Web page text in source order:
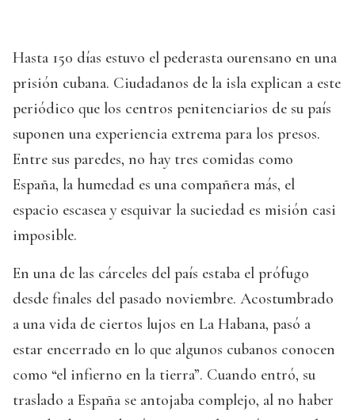
Hasta 150 días estuvo el pederasta ourensano en una
prisión cubana. Ciudadanos de la isla explican a este
periódico que los centros penitenciarios de su país
suponen una experiencia extrema para los presos.
Entre sus paredes, no hay tres comidas como
España, la humedad es una compañera más, el
espacio escasea y esquivar la suciedad es misión casi
imposible.
En una de las cárceles del país estaba el prófugo
desde finales del pasado noviembre. Acostumbrado
a una vida de ciertos lujos en La Habana, pasó a
estar encerrado en lo que algunos cubanos conocen
como “el infierno en la tierra”. Cuando entró, su
traslado a España se antojaba complejo, al no haber